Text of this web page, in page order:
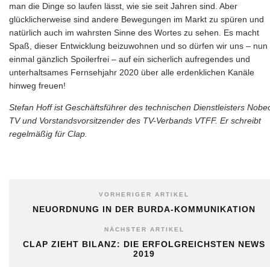
man die Dinge so laufen lässt, wie sie seit Jahren sind. Aber
glücklicherweise sind andere Bewegungen im Markt zu spüren und
natürlich auch im wahrsten Sinne des Wortes zu sehen. Es macht
Spaß, dieser Entwicklung beizuwohnen und so dürfen wir uns – nun
einmal gänzlich Spoilerfrei – auf ein sicherlich aufregendes und
unterhaltsames Fernsehjahr 2020 über alle erdenklichen Kanäle
hinweg freuen!
Stefan Hoff ist Geschäftsführer des technischen Dienstleisters
TV und Vorstandsvorsitzender des TV-Verbands VTFF. Er schreibt
regelmäßig für Clap.
VORHERIGER ARTIKEL
NEUORDNUNG IN DER BURDA-KOMMUNIKATION
NÄCHSTER ARTIKEL
CLAP ZIEHT BILANZ: DIE ERFOLGREICHSTEN NEWS
2019